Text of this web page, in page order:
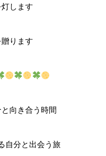
します
ります
向き合う時間
自分と出会う旅